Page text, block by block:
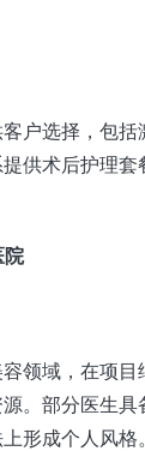
户选择，包
供术后护理套
院
领域，在项目
。部分医生具
形成个人风格